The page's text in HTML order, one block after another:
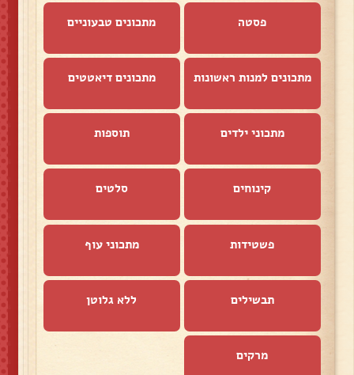
פסטה מתכונים טבעוניים
מתכונים למנות ראשונות מתכונים דיאטטים
מתכוני ילדים תוספות
קינוחים סלטים
פשטידות מתכוני עוף
תבשילים ללא גלוטן
מרקים